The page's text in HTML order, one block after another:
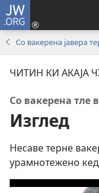
JW.ORG
Со вакерена јавера
ЧИТИН КИ АКАЈА
Со вакерена тле
Изглед
Несаве терне
урамнотежено